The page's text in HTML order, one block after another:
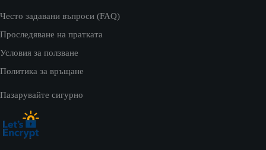
Често задавани въпроси (FAQ)
Проследяване на пратката
Условия за ползване
Политика за връщане
Пазарувайте сигурно